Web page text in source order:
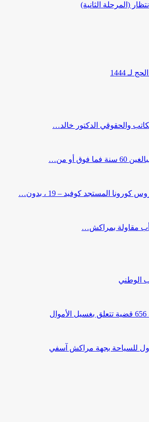
(المرحلة الثانية)
1444
والحقوقي الدكتور خالد…
أو من…
المستجد كوفيد – 19 ، بدون…
مقاولة بمراكش…
الوطني
للسياحة بجهة مراكش آسفي